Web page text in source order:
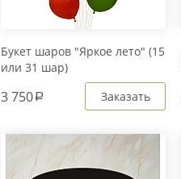
Букет шаров "Яркое лето" (15
или 31 шар)
3 750a Заказать